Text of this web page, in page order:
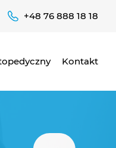
+48 76 888 18 18
Kontakt